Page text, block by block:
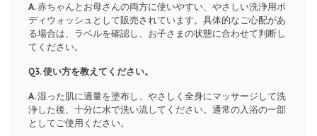
A.赤ちゃんとお母さんの両方に使いやすい、やさしい洗浄用ボ
ディウォッシュとして販売されています。具体的なご心配があ
る場合は、ラベルを確認し、お子さまの状態に合わせて判断し
てください。
Q3. 使い方を教えてください。
A.湿った肌に適量を塗布し、やさしく全身にマッサージして洗
浄した後、十分に水で洗い流してください。通常の入浴の一部
としてご使用ください。